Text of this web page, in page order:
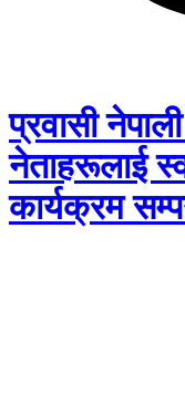
प्रवासी
नेताहरूलाई
कार्यक्रम